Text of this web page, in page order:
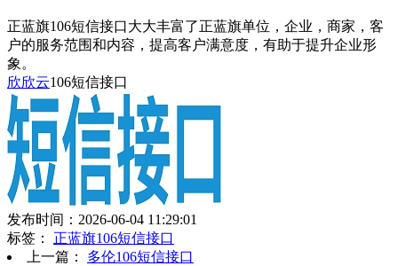
正蓝旗106短信接口大大丰富了正蓝旗单位，企业，商家，客
户的服务范围和内容，提高客户满意度，有助于提升企业形
象。
欣欣云106短信接口
发布时间：2026-06-04 11:29:01
标签： 正蓝旗106短信接口
上一篇： 多伦106短信接口